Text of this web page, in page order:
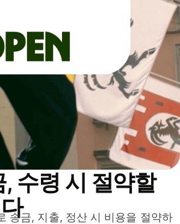
수령 시 절약할
송금, 지출, 정산 시 비용을 절약하